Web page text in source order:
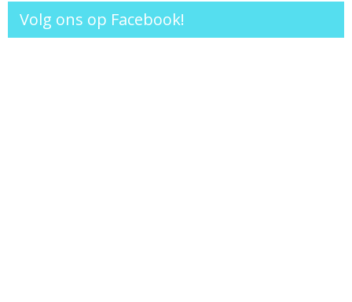
Volg ons op Facebook!